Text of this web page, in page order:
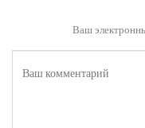
Ваш